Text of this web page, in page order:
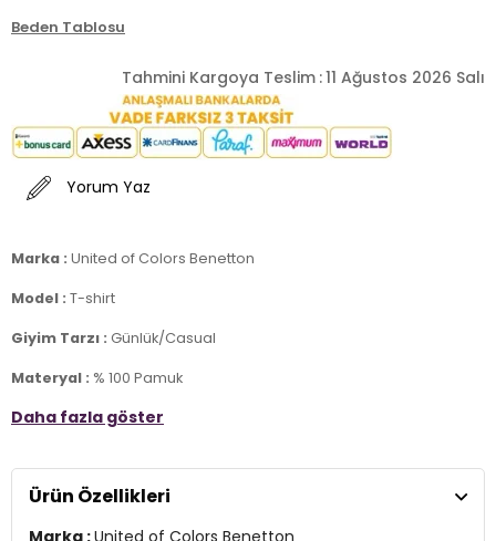
Beden Tablosu
Tahmini Kargoya Teslim :11 Ağustos 2026 Salı
Yorum Yaz
Marka : United of Colors Benetton
Model : T-shirt
Giyim Tarzı : Günlük/Casual
Materyal : % 100 Pamuk
Yaka Bilgisi :Düğmeli Polo Yaka
4DE13089C300Q.07
Daha fazla göster
Ürün Özellikleri
Marka :United of Colors Benetton